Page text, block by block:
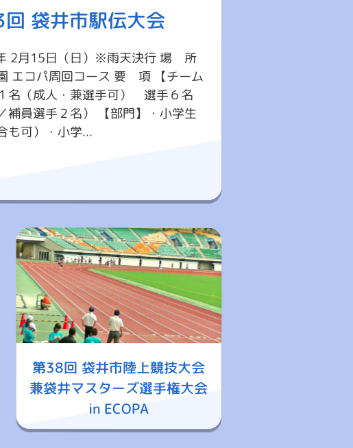
袋井市駅伝大会
2月15日（日）※雨天決行 場 所
エコパ周回コース 要 項 【チーム
名（成人・兼選手可） 選手６名
補員選手２名） 【部門】・小学生
も可）・小学...
第38回 袋井市陸上競技大会
兼袋井マスターズ選手権大会
in ECOPA